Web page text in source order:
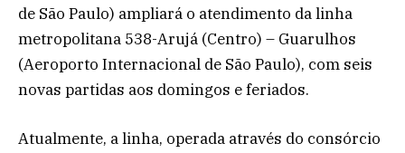
de São Paulo) ampliará o atendimento da linha
metropolitana 538-Arujá (Centro) – Guarulhos
(Aeroporto Internacional de São Paulo), com seis
novas partidas aos domingos e feriados.
Atualmente, a linha, operada através do consórcio